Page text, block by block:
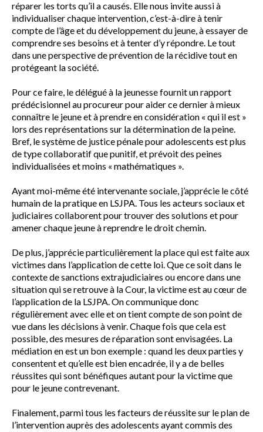
réparer les torts qu’il a causés. Elle nous invite aussi à
individualiser chaque intervention, c’est-à-dire à tenir
compte de l’âge et du développement du jeune, à essayer de
comprendre ses besoins et à tenter d’y répondre. Le tout
dans une perspective de prévention de la récidive tout en
protégeant la société.
Pour ce faire, le délégué à la jeunesse fournit un rapport
prédécisionnel au procureur pour aider ce dernier à mieux
connaître le jeune et à prendre en considération « qui il est »
lors des représentations sur la détermination de la peine.
Bref, le système de justice pénale pour adolescents est plus
de type collaboratif que punitif, et prévoit des peines
individualisées et moins « mathématiques ».
Ayant moi-même été intervenante sociale, j’apprécie le côté
humain de la pratique en LSJPA. Tous les acteurs sociaux et
judiciaires collaborent pour trouver des solutions et pour
amener chaque jeune à reprendre le droit chemin.
De plus, j’apprécie particulièrement la place qui est faite aux
victimes dans l’application de cette loi. Que ce soit dans le
contexte de sanctions extrajudiciaires ou encore dans une
situation qui se retrouve à la Cour, la victime est au cœur de
l’application de la LSJPA. On communique donc
régulièrement avec elle et on tient compte de son point de
vue dans les décisions à venir. Chaque fois que cela est
possible, des mesures de réparation sont envisagées. La
médiation en est un bon exemple : quand les deux parties y
consentent et qu’elle est bien encadrée, il y a de belles
réussites qui sont bénéfiques autant pour la victime que
pour le jeune contrevenant.
Finalement, parmi tous les facteurs de réussite sur le plan de
l’intervention auprès des adolescents ayant commis des